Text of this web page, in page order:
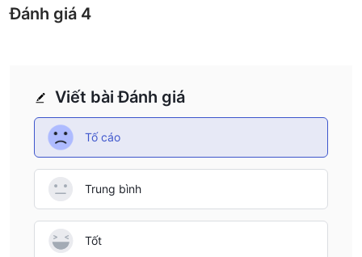
Viết bài Đánh giá
Tố cáo
Trung bình
Tốt
Đánh giá 4